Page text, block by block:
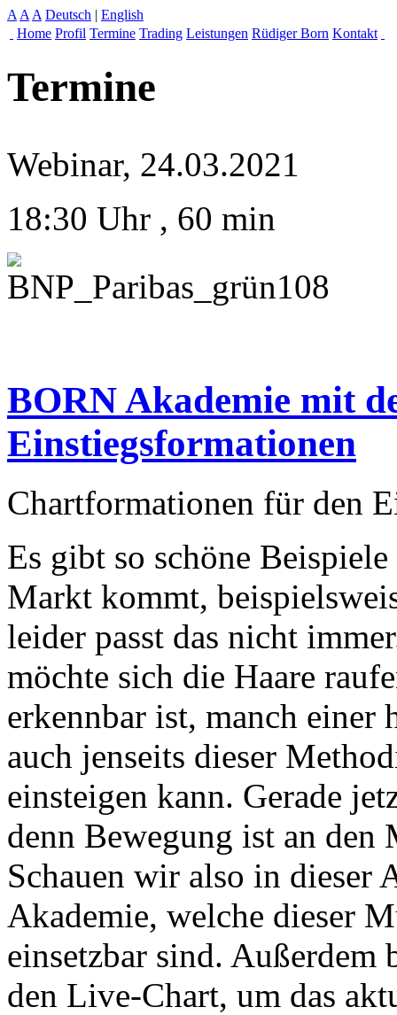
A A A Deutsch | English
Home Profil Termine Trading Leistungen Rüdiger Born Kontakt
Termine
Webinar, 24.03.2021
18:30 Uhr , 60 min
BORN Akademie mit
Einstiegsformationen
Chartformationen für den
Es gibt so schöne
Markt kommt,
leider passt das nicht
möchte sich die Haare
erkennbar ist, manch einer
auch jenseits dieser
einsteigen kann. Gerade
denn Bewegung ist an den
Schauen wir also in dieser
Akademie, welche dieser
einsetzbar sind.
den Live-Chart, um das